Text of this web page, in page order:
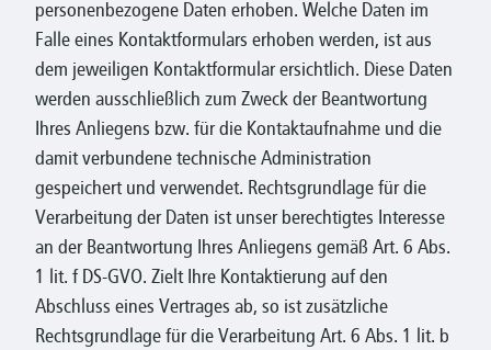
personenbezogene Daten erhoben. Welche Daten im
Falle eines Kontaktformulars erhoben werden, ist aus
dem jeweiligen Kontaktformular ersichtlich. Diese Daten
werden ausschließlich zum Zweck der Beantwortung
Ihres Anliegens bzw. für die Kontaktaufnahme und die
damit verbundene technische Administration
gespeichert und verwendet. Rechtsgrundlage für die
Verarbeitung der Daten ist unser berechtigtes Interesse
an der Beantwortung Ihres Anliegens gemäß Art. 6 Abs.
1 lit. f DS-GVO. Zielt Ihre Kontaktierung auf den
Abschluss eines Vertrages ab, so ist zusätzliche
Rechtsgrundlage für die Verarbeitung Art. 6 Abs. 1 lit. b